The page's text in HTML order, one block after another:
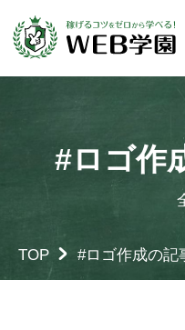
#ロゴ作
TOP #ロゴ作成の記